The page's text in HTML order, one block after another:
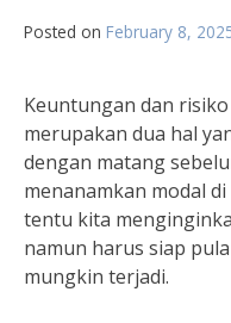
Posted on February 8,
Keuntungan dan
merupakan dua hal
dengan matang
menanamkan modal
tentu kita
namun harus siap
mungkin terjadi.